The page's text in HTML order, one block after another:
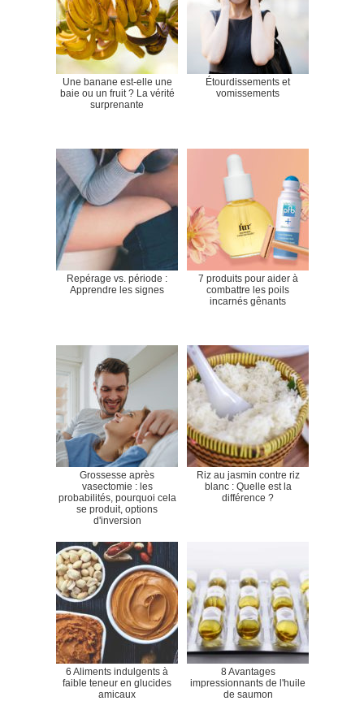
Une banane est-elle une
baie ou un fruit ? La vérité
surprenante
Étourdissements et
vomissements
Repérage vs. période :
Apprendre les signes
7 produits pour aider à
combattre les poils
incarnés gênants
Grossesse après
vasectomie : les
probabilités, pourquoi cela
se produit, options
d'inversion
Riz au jasmin contre riz
blanc : Quelle est la
différence ?
6 Aliments indulgents à
faible teneur en glucides
amicaux
8 Avantages
impressionnants de l'huile
de saumon